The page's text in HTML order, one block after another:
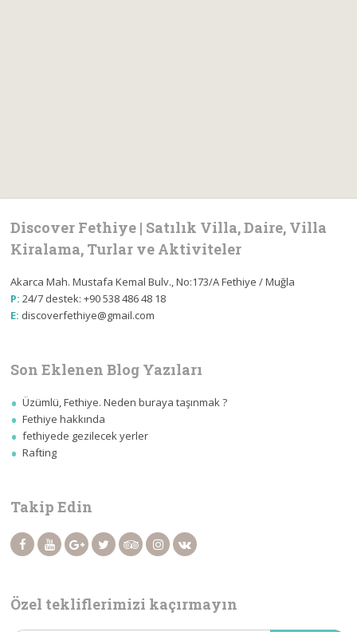
Discover Fethiye | Satılık Villa, Daire, Villa
Kiralama, Turlar ve Aktiviteler
Akarca Mah. Mustafa Kemal Bulv., No:173/A Fethiye / Muğla
P: 24/7 destek: +90 538 486 48 18
E: discoverfethiye@gmail.com
Son Eklenen Blog Yazıları
Üzümlü, Fethiye. Neden buraya taşınmak ?
Fethiye hakkında
fethiyede gezilecek yerler
Rafting
Takip Edin
Özel tekliflerimizi kaçırmayın